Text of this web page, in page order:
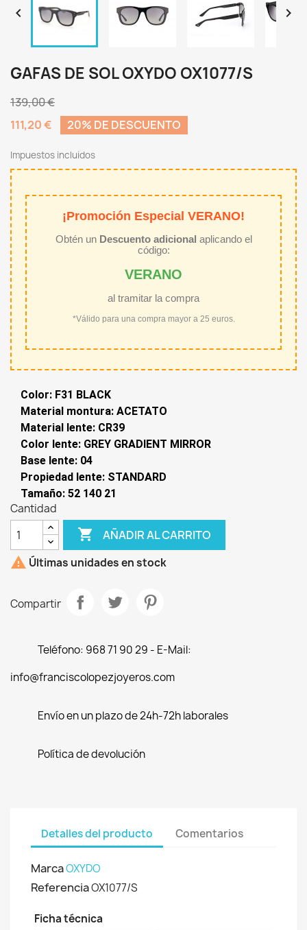
 
GAFAS DE SOL OXYDO OX1077/S
139,00 €
111,20 €
20% DE DESCUENTO
Impuestos incluidos
¡Promoción Especial VERANO!
Obtén un Descuento adicional aplicando el
código:
VERANO
al tramitar la compra
*Válido para una compra mayor a 25 euros.
Color: F31 BLACK
Material montura: ACETATO
Material lente: CR39
Color lente: GREY GRADIENT MIRROR
Base lente: 04
Propiedad lente: STANDARD
Tamaño: 52 140 21
Cantidad
 AÑADIR AL CARRITO
 Últimas unidades en stock
Compartir
Teléfono: 968 71 90 29 - E-Mail:
info@franciscolopezjoyeros.com
Envío en un plazo de 24h-72h laborales
Política de devolución
Detalles del producto Comentarios
MarcaOXYDO
ReferenciaOX1077/S
Ficha técnica